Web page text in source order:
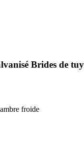
Brides de
froide